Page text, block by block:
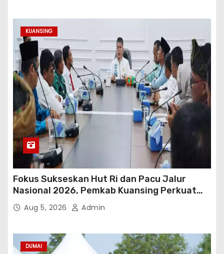
KUANSING
Fokus Sukseskan Hut Ri dan Pacu Jalur
Nasional 2026, Pemkab Kuansing Perkuat
Sinergi Antarwilayah
Aug 5, 2026 Admin
DUMAI